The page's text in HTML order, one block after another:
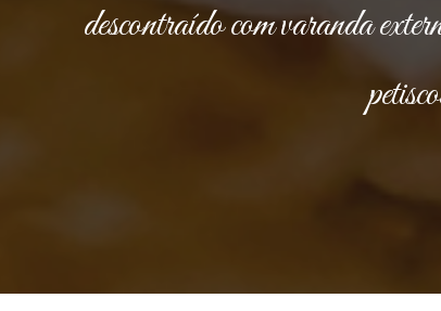
descontraído com varanda